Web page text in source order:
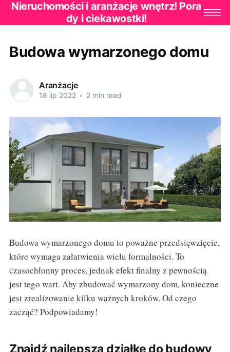
Nieruchomości i aranżacje wnętrz! Pora
dy i ciekawostki!
Budowa wymarzonego domu
Aranżacje
18 lip 2022 • 2 min read
Budowa wymarzonego domu to poważne przedsięwzięcie,
które wymaga załatwienia wielu formalności. To
czasochłonny proces, jednak efekt finalny z pewnością
jest tego wart. Aby zbudować wymarzony dom, konieczne
jest zrealizowanie kilku ważnych kroków. Od czego
zacząć? Podpowiadamy!
Znajdź najlepszą działkę do budowy